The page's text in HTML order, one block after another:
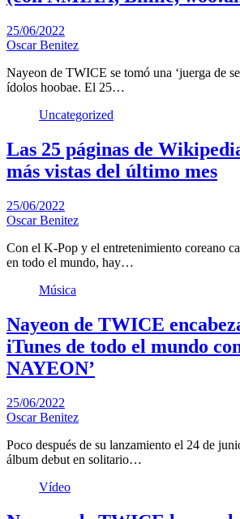
25/06/2022
Oscar Benitez
Nayeon de TWICE se tomó una ‘juerga de
ídolos hoobae. El 25…
Uncategorized
Las 25 páginas de
más vistas del último mes
25/06/2022
Oscar Benitez
Con el K-Pop y el entretenimiento coreano
en todo el mundo, hay…
Música
Nayeon de TWICE
iTunes de todo el mundo
NAYEON’
25/06/2022
Oscar Benitez
Poco después de su lanzamiento el 24 de
álbum debut en solitario…
Vídeo